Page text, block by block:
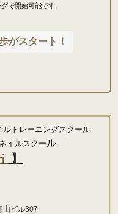
で開始可能です。
がスタート！
トレーニングスクール
イルスクー ル
】
山ビル307